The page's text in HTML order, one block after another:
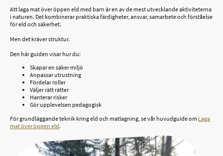
Att laga mat över öppen eld med barn är en av de mest utvecklande aktiviteterna
i naturen. Det kombinerar praktiska färdigheter, ansvar, samarbete och förståelse
för eld och säkerhet.
Men det kräver struktur.
Den här guiden visar hur du:
Skapar en säker miljö
Anpassar utrustning
Fördelar roller
Väljer rätt rätter
Hanterar risker
Gör upplevelsen pedagogisk
För grundläggande teknik kring eld och matlagning, se vår huvudguide om Laga
mat över öppen eld.